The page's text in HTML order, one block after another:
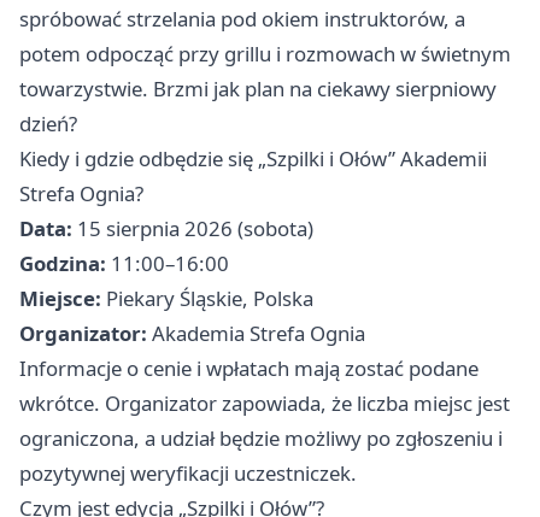
spróbować strzelania pod okiem instruktorów, a
potem odpocząć przy grillu i rozmowach w świetnym
towarzystwie. Brzmi jak plan na ciekawy sierpniowy
dzień?
Kiedy i gdzie odbędzie się „Szpilki i Ołów” Akademii
Strefa Ognia?
Data: 15 sierpnia 2026 (sobota)
Godzina: 11:00–16:00
Miejsce: Piekary Śląskie, Polska
Organizator: Akademia Strefa Ognia
Informacje o cenie i wpłatach mają zostać podane
wkrótce. Organizator zapowiada, że liczba miejsc jest
ograniczona, a udział będzie możliwy po zgłoszeniu i
pozytywnej weryfikacji uczestniczek.
Czym jest edycja „Szpilki i Ołów”?